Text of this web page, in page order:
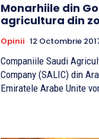
Monarhiile din
agricultura din
Opinii 12 Octombrie
Companiile Saudi
Company (SALIC) din
Emiratele Arabe Unite